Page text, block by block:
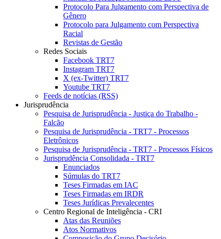
Protocolo Para Julgamento com Perspectiva de
Gênero
Protocolo para Julgamento com Perspectiva
Racial
Revistas de Gestão
Redes Sociais
Facebook TRT7
Instagram TRT7
X (ex-Twitter) TRT7
Youtube TRT7
Feeds de notícias (RSS)
Jurisprudência
Pesquisa de Jurisprudência - Justiça do Trabalho -
Falcão
Pesquisa de Jurisprudência - TRT7 - Processos
Eletrônicos
Pesquisa de Jurisprudência - TRT7 - Processos Físicos
Jurisprudência Consolidada - TRT7
Enunciados
Súmulas do TRT7
Teses Firmadas em IAC
Teses Firmadas em IRDR
Teses Jurídicas Prevalecentes
Centro Regional de Inteligência - CRI
Atas das Reuniões
Atos Normativos